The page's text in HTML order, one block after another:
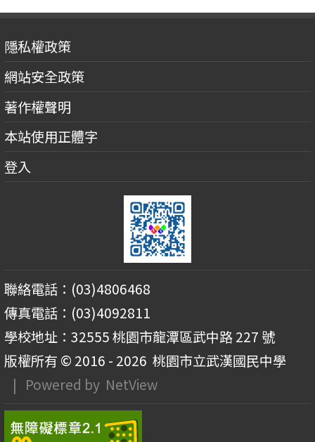
隱私權政策
網站安全政策
著作權聲明
本站使用正體字
登入
聯絡電話：(03)4806468
傳真電話：(03)4092811
學校地址：32555 桃園市龍潭區武中路 227 號
版權所有 © 2016 - 2026 桃園市立武漢國民中學
| Powered by NetView